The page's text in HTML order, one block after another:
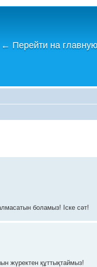
← Перейти на
боламыз! Іске сәт!
жүректен құттықтаймыз!